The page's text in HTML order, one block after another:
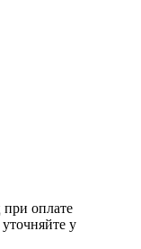
оплате
у